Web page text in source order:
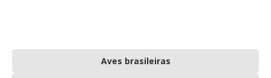
Aves brasileiras